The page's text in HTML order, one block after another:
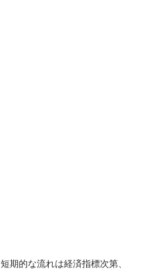
短期的な流れは経済指標次第、